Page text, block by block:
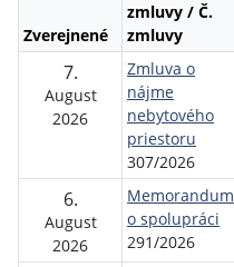
Zverejnené
zmluvy / Č.
zmluvy
7.
August
2026
Zmluva o
nájme
nebytového
priestoru
307/2026
6.
August
2026
Memorandum
o spolupráci
291/2026